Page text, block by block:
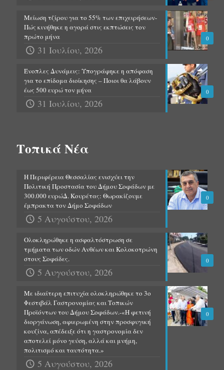
0
Μείωση τζίρου για το 55% των επιχειρήσεων-
Πώς κινήθηκε η αγορά στις εκπτώσεις τον
πρώτο μήνα
31 Ιουλίου, 2026
0
Ένοπλες Δυνάμεις: Υπογράφηκε η απόφαση
για το επίδομα διοίκησης – Ποιοι θα λάβουν
έως 500 ευρώ τον μήνα
31 Ιουλίου, 2026
Τοπικά Νέα
0
Η Περιφέρεια Θεσσαλίας ενισχύει την
Πολιτική Προστασία του Δήμου Σοφάδων με
300.000 ευρώΔ. Κουρέτας: Θωρακίζουμε
έμπρακτα τον Δήμο Σοφάδων
5 Αυγούστου, 2026
0
Ολοκληρώθηκε η ασφαλτόστρωση σε
τμήματα των οδών Ανθέων και Κολοκοτρώνη
στους Σοφάδες.
5 Αυγούστου, 2026
0
Με ιδιαίτερη επιτυχία ολοκληρώθηκε το 3ο
Φεστιβάλ Γαστρονομίας και Τοπικών
Προϊόντων του Δήμου Σοφάδων.-«Η φετινή
διοργάνωση, αφιερωμένη στην προσφυγική
κουζίνα, απέδειξε ότι η γαστρονομία δεν
αποτελεί μόνο γεύση, αλλά και μνήμη,
πολιτισμό και ταυτότητα.»
5 Αυγούστου, 2026